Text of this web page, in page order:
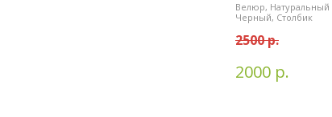
Велюр, Натуральный
Черный, Столбик
2500 р.
2000 р.